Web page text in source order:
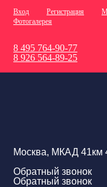
Вход Регистрация
Фотогалерея
8 495 764-90-77
8 926 564-89-25
Москва, МКАД 41км
Обратный звонок
Обратный звонок